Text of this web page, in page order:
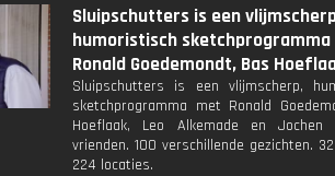
Sluipschutters is een
humoristisch
Ronald Goedemondt, Bas
Sluipschutters is een vlijmscherp,
sketchprogramma met Ronald
Hoeflaak, Leo Alkemade en
vrienden. 100 verschillende gezichten.
224 locaties.